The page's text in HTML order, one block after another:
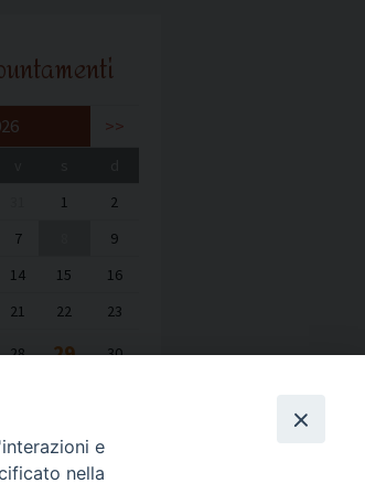
>>
1
2
7
9
14 15
16
21 22 23
28 29 30
e
nella